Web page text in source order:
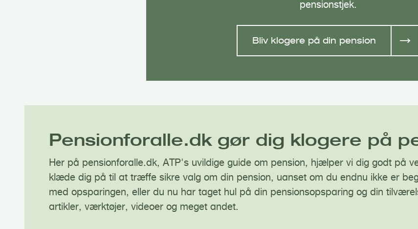
pensionstjek.
Bliv klogere på din pension
Pensionforalle.dk gør dig klogere på
Her på pensionforalle.dk, ATP's uvildige guide om pension, hjælper vi dig godt på
klæde dig på til at træffe sikre valg om din pension, uanset om du endnu ikke er
med opsparingen, eller du nu har taget hul på din pensionsopsparing og din
artikler, værktøjer, videoer og meget andet.